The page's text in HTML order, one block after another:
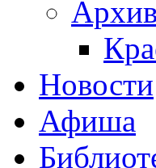
Архив
Новости
Афиша